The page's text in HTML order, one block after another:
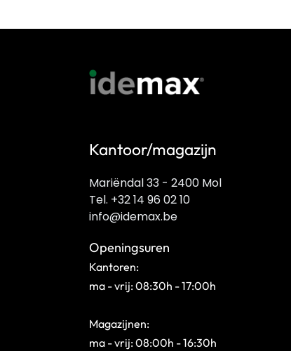
Kantoor/magazijn
Mariëndal 33 - 2400 Mol
Tel. +32 14 96 02 10
info@idemax.be
Openingsuren
Kantoren:
ma - vrij: 08:30h - 17:00h
Magazijnen:
ma - vrij: 08:00h - 16:30h